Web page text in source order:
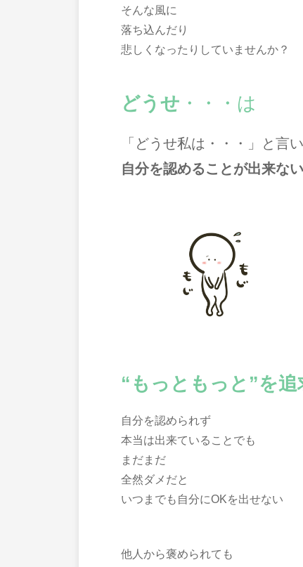
そんな風に
落ち込んだり
悲しくなったりしていませんか？
どうせ ・・・は
「どうせ私は・・・」と言
自分を認めることが出来な
“ もっともっと”を追
自分を認められず
本当は出来ていることでも
まだまだ
全然ダメだと
いつまでも自分にOKを出せない
他人から褒められても